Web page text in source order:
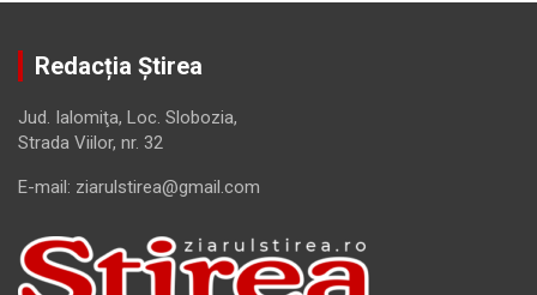
Redacția Știrea
Jud. Ialomiţa, Loc. Slobozia,
Strada Viilor, nr. 32
E-mail: ziarulstirea@gmail.com